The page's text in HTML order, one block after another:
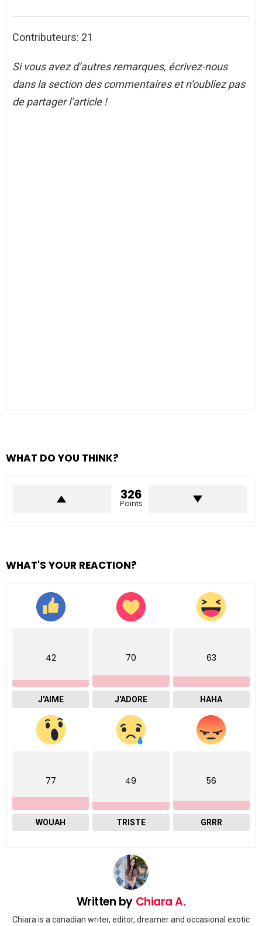
Contributeurs: 21
Si vous avez d’autres remarques, écrivez-nous
dans la section des commentaires et n’oubliez pas
de partager l’article !
WHAT DO YOU THINK?
326
Points
WHAT'S YOUR REACTION?
42
J'AIME
70
J'ADORE
63
HAHA
77
WOUAH
49
TRISTE
56
GRRR
Written by Chiara A.
Chiara is a canadian writer, editor, dreamer and occasional exotic